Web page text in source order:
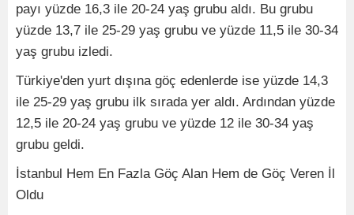
payı yüzde 16,3 ile 20-24 yaş grubu aldı. Bu grubu
yüzde 13,7 ile 25-29 yaş grubu ve yüzde 11,5 ile 30-34
yaş grubu izledi.
Türkiye'den yurt dışına göç edenlerde ise yüzde 14,3
ile 25-29 yaş grubu ilk sırada yer aldı. Ardından yüzde
12,5 ile 20-24 yaş grubu ve yüzde 12 ile 30-34 yaş
grubu geldi.
İstanbul Hem En Fazla Göç Alan Hem de Göç Veren İl
Oldu